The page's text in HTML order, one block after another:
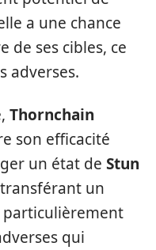
a une chance
de ses cibles, ce
adverses.
Thornchain
son efficacité
un état de Stun
un
particulièrement
qui